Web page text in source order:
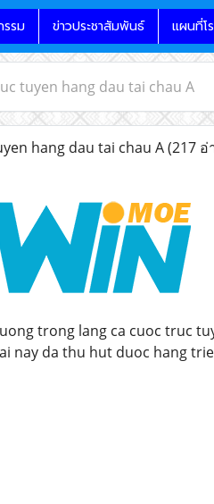
รม ข่าวประชาสัมพันธ์ แผนที่โ
tuyen hang dau tai chau A
hang dau tai chau A(217 อ่
trong lang ca cuoc truc
nay da thu hut duoc hang